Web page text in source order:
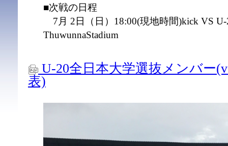
■次戦の日程
7月 2日（日）18:00(現地時間)kick VS
ThuwunnaStadium
U-20全日本大学選抜メンバー
表)